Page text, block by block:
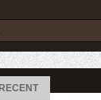
RECENT